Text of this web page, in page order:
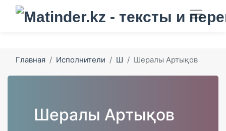
Главная Исполнители Ш Шералы Артықов
Шералы Артықов